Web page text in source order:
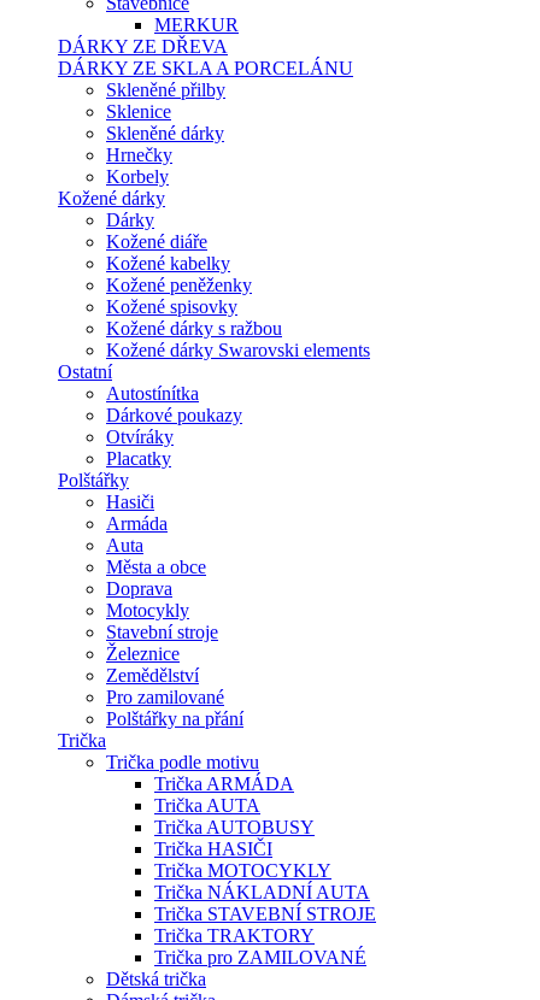
MERKUR
DÁRKY ZE DŘEVA
DÁRKY ZE SKLA A PORCELÁNU
Skleněné přilby
Sklenice
Skleněné dárky
Hrnečky
Korbely
Kožené dárky
Dárky
Kožené diáře
Kožené kabelky
Kožené peněženky
Kožené spisovky
Kožené dárky s ražbou
Kožené dárky Swarovski elements
Ostatní
Autostínítka
Dárkové poukazy
Otvíráky
Placatky
Polštářky
Hasiči
Armáda
Auta
Města a obce
Doprava
Motocykly
Stavební stroje
Železnice
Zemědělství
Pro zamilované
Polštářky na přání
Trička
Trička podle motivu
Trička ARMÁDA
Trička AUTA
Trička AUTOBUSY
Trička HASIČI
Trička MOTOCYKLY
Trička NÁKLADNÍ AUTA
Trička STAVEBNÍ STROJE
Trička TRAKTORY
Trička pro ZAMILOVANÉ
Dětská trička